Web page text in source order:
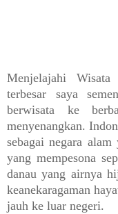
Menjelajahi
terbesar saya
berwisata ke
menyenangkan.
sebagai negara
yang mempesona
danau yang airnya
keanekaragaman
jauh ke luar negeri.